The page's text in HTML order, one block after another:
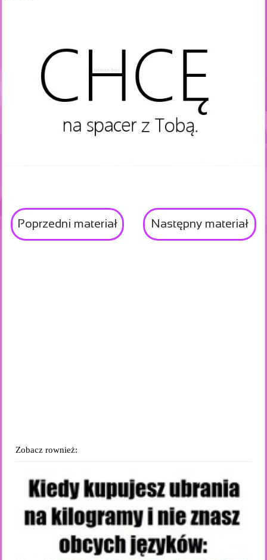
Poprzedni materiał Następny materiał
Zobacz rownież: